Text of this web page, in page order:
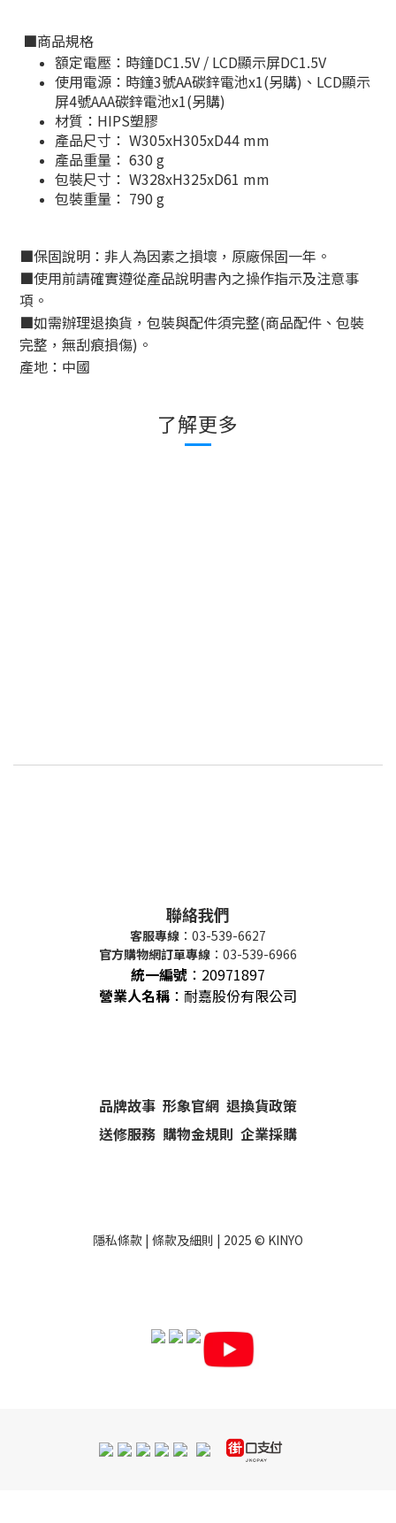
■商品規格
額定電壓：時鐘DC1.5V / LCD顯示屏DC1.5V
使用電源：時鐘3號AA碳鋅電池x1(另購)、LCD顯示
屏4號AAA碳鋅電池x1(另購)
材質：HIPS塑膠
產品尺寸： W305xH305xD44 mm
產品重量： 630 g
包裝尺寸： W328xH325xD61 mm
包裝重量： 790 g
■保固說明：非人為因素之損壞，原廠保固一年。
■使用前請確實遵從產品說明書內之操作指示及注意事
項。
■如需辦理退換貨，包裝與配件須完整(商品配件、包裝
完整，無刮痕損傷) 。
產地：中國
了解更多
聯絡我們
客服專線 ：03-539-6627
官方購物網訂單專線 ：03-539-6966
統一編號 ： 20971897
營業人名稱 ：耐嘉股份有限公司
品牌故事 形象官網 退換貨政策
送修服務 購物金規則 企業採購
隱私條款 | 條款及細則 | 2025 © KINYO